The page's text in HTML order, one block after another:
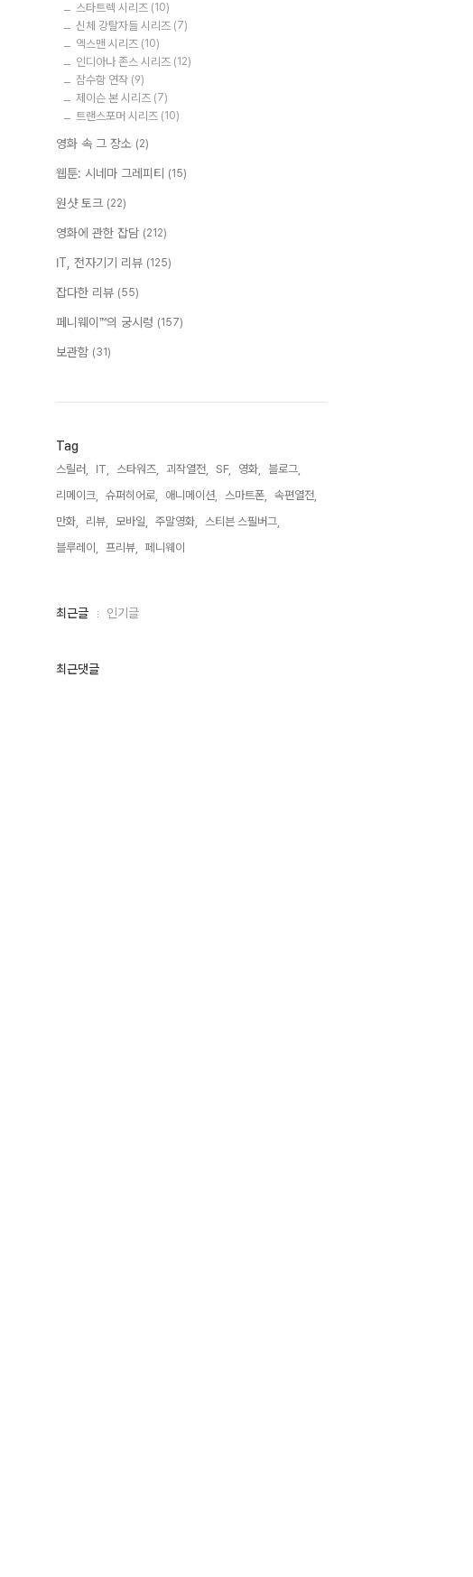
스타트렉 시리즈 (10)
신체 강탈자들 시리즈 (7)
엑스맨 시리즈 (10)
인디아나 존스 시리즈 (12)
잠수함 연작 (9)
제이슨 본 시리즈 (7)
트랜스포머 시리즈 (10)
영화 속 그 장소 (2)
웹툰: 시네마 그레피티 (15)
원샷 토크 (22)
영화에 관한 잡담 (212)
IT, 전자기기 리뷰 (125)
잡다한 리뷰 (55)
페니웨이™의 궁시렁 (157)
보관함 (31)
Tag
스릴러, IT, 스타워즈, 괴작열전, SF, 영화,
블로그,
리메이크,
슈퍼히어로, 애니메이션, 스마트폰,
속편열전,
만화,
리뷰, 모바일, 주말영화,
스티븐 스필버그,
블루레이,
프리뷰, 페니웨이,
최
인
최근글 인기글
최근댓글